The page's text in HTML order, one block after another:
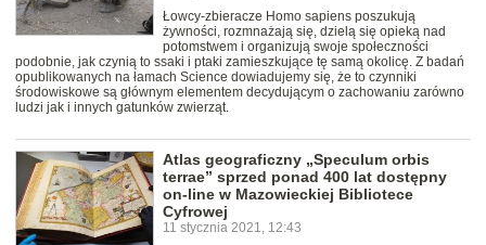
Łowcy-zbieracze Homo sapiens poszukują
żywności, rozmnażają się, dzielą się opieką nad
potomstwem i organizują swoje społeczności
podobnie, jak czynią to ssaki i ptaki zamieszkujące tę samą okolicę. Z badań
opublikowanych na łamach Science dowiadujemy się, że to czynniki
środowiskowe są głównym elementem decydującym o zachowaniu zarówno
ludzi jak i innych gatunków zwierząt.
Atlas geograficzny „Speculum orbis
terrae” sprzed ponad 400 lat dostępny
on-line w Mazowieckiej Bibliotece
Cyfrowej
11 stycznia 2021, 12:43